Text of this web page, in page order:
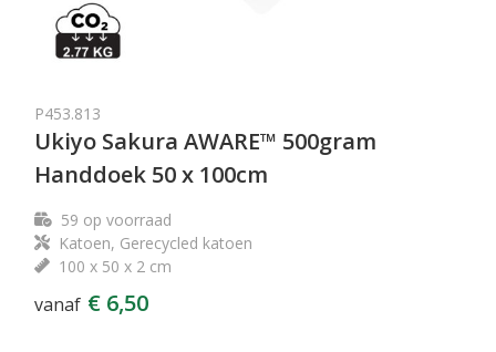
P453.813
Ukiyo Sakura AWARE™ 500gram
Handdoek 50 x 100cm
59 op voorraad
Katoen, Gerecycled katoen
100 x 50 x 2 cm
vanaf € 6,50